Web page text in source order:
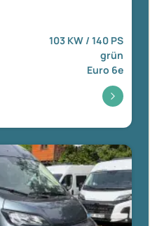
103 KW / 140 PS
grün
Euro 6e